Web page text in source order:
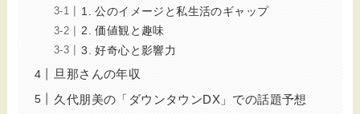
1. 公のイメージと私生活のギャップ
2. 価値観と趣味
3. 好奇心と影響力
旦那さんの年収
久代朋美の「ダウンタウンDX」での話題予想